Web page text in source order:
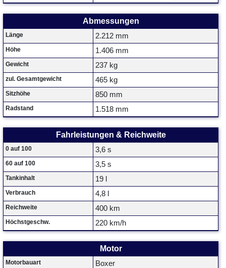
Abmessungen
Länge 2.212 mm
Höhe 1.406 mm
Gewicht 237 kg
zul. Gesamtgewicht 465 kg
Sitzhöhe 850 mm
Radstand 1.518 mm
Fahrleistungen & Reichweite
0 auf 100 3,6 s
60 auf 100 3,5 s
Tankinhalt 19 l
Verbrauch 4,8 l
Reichweite 400 km
Höchstgeschw. 220 km/h
Motor
Motorbauart Boxer